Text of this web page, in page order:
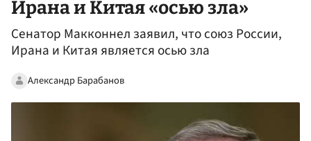
Ирана и Китая «осью зла»
Сенатор Макконнел заявил, что союз России,
Ирана и Китая является осью зла
Александр Барабанов